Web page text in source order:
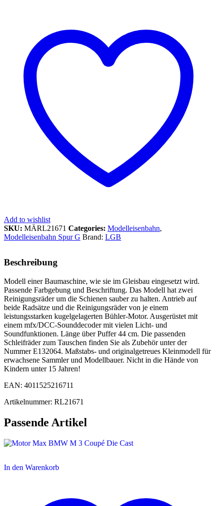
Add to wishlist
SKU: MÄRL21671 Categories: Modelleisenbahn,
Modelleisenbahn Spur G Brand: LGB
Beschreibung
Modell einer Baumaschine, wie sie im Gleisbau eingesetzt wird.
Passende Farbgebung und Beschriftung. Das Modell hat zwei
Reinigungsräder um die Schienen sauber zu halten. Antrieb auf
beide Radsätze und die Reinigungsräder von je einem
leistungsstarken kugelgelagerten Bühler-Motor. Ausgerüstet mit
einem mfx/DCC-Sounddecoder mit vielen Licht- und
Soundfunktionen. Länge über Puffer 44 cm. Die passenden
Schleifräder zum Tauschen finden Sie als Zubehör unter der
Nummer E132064. Maßstabs- und originalgetreues Kleinmodell für
erwachsene Sammler und Modellbauer. Nicht in die Hände von
Kindern unter 15 Jahren!
EAN: 4011525216711
Artikelnummer: RL21671
Passende Artikel
In den Warenkorb